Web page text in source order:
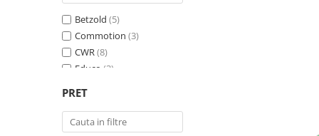
Camere Senzoriale
Amenajări camere senzoriale
Echipamente camere senzoriale
Oferte pentru Camere Senzoriale
Instrumente muzicale
Betzold (5)
Commotion (3)
CWR(8)
Educo (3)
goki
Gonge (1)
PRET